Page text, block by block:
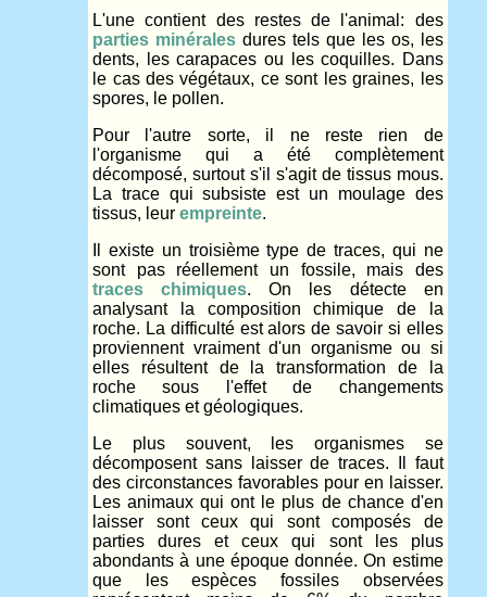
L'une contient des restes de l'animal: des
parties minérales dures tels que les os, les
dents, les carapaces ou les coquilles. Dans
le cas des végétaux, ce sont les graines, les
spores, le pollen.
Pour l'autre sorte, il ne reste rien de
l'organisme qui a été complètement
décomposé, surtout s'il s'agit de tissus mous.
La trace qui subsiste est un moulage des
tissus, leurempreinte.
Il existe un troisième type de traces, qui ne
sont pas réellement un fossile, mais des
traces chimiques. On les détecte en
analysant la composition chimique de la
roche. La difficulté est alors de savoir si elles
proviennent vraiment d'un organisme ou si
elles résultent de la transformation de la
roche sous l'effet de changements
climatiques et géologiques.
Le plus souvent, les organismes se
décomposent sans laisser de traces. Il faut
des circonstances favorables pour en laisser.
Les animaux qui ont le plus de chance d'en
laisser sont ceux qui sont composés de
parties dures et ceux qui sont les plus
abondants à une époque donnée. On estime
que les espèces fossiles observées